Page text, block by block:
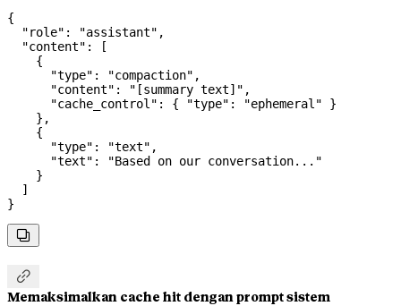
{
  "role"
: "assistant" ,
  "content"
: [
    {
      "type"
: "compaction" ,
      "content"
: "[summary text]" ,
      "cache_control"
: { "type" : "ephemeral" }
    },
    {
      "type"
: "text" ,
      "text"
:
"Based on our conversation..."
    }
  ]
}


Memaksimalkan cache hit dengan prompt sistem